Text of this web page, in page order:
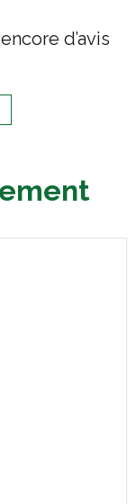
d’avis